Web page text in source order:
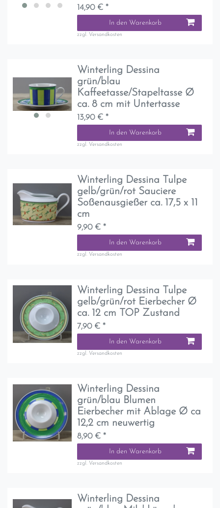
14,90 € *
In den Warenkorb
zzgl. Versandkosten
Winterling Dessina
grün/blau
Kaffeetasse/Stapeltasse Ø
ca. 8 cm mit Untertasse
13,90 € *
In den Warenkorb
zzgl. Versandkosten
Winterling Dessina Tulpe
gelb/grün/rot Sauciere
Soßenausgießer ca. 17,5 x 11
cm
9,90 € *
In den Warenkorb
zzgl. Versandkosten
Winterling Dessina Tulpe
gelb/grün/rot Eierbecher Ø
ca. 12 cm TOP Zustand
7,90 € *
In den Warenkorb
zzgl. Versandkosten
Winterling Dessina
grün/blau Blumen
Eierbecher mit Ablage Ø ca
12,2 cm neuwertig
8,90 € *
In den Warenkorb
zzgl. Versandkosten
Winterling Dessina